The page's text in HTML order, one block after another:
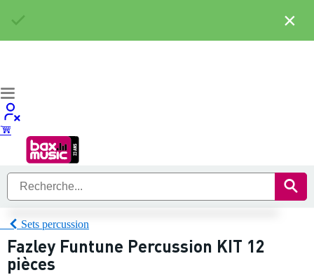
Sets percussion
Fazley Funtune Percussion KIT 12
pièces
×